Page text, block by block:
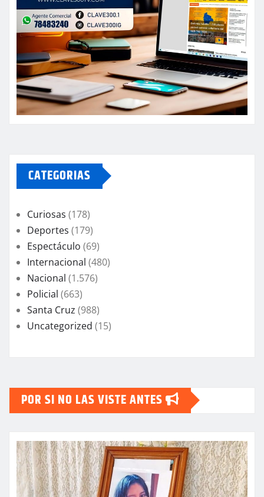
CATEGORIAS
Curiosas (178)
Deportes (179)
Espectáculo (69)
Internacional (480)
Nacional (1.576)
Policial (663)
Santa Cruz (988)
Uncategorized (15)
POR SI NO LAS VISTE ANTES